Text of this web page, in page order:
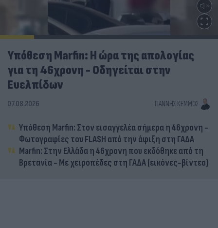
Υπόθεση Marfin: Η ώρα της απολογίας
για τη 46χρονη - Οδηγείται στην
Ευελπίδων
07.08.2026 ΓΙΆΝΝΗΣ ΚΈΜΜΟΣ
Υπόθεση Marfin: Στον εισαγγελέα σήμερα η 46χρονη -
Φωτογραφίες του FLASH από την άφιξη στη ΓΑΔΑ
Marfin: Στην Ελλάδα η 46χρονη που εκδόθηκε από τη
Βρετανία - Με χειροπέδες στη ΓΑΔΑ (εικόνες-βίντεο)